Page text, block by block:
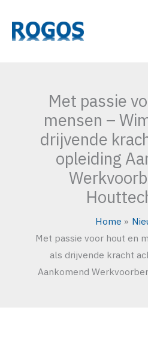
naar
Met passie
mensen –
drijvende
opleiding
Home
Met passie voor hout en
als drijvende kracht
Aankomend